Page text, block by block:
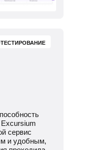
сервис
и удобным,